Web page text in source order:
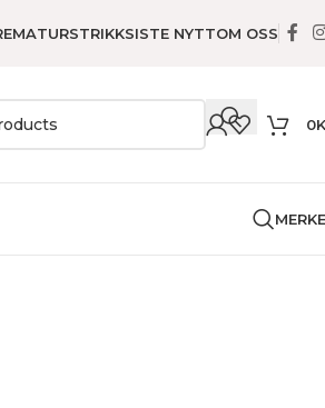
SISTE NYTTOM OSS
0